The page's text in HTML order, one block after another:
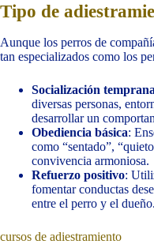
Tipo de
Aunque los perros de
tan especializados como los
Socialización temprana
diversas personas,
desarrollar un
Obediencia básica:
como “sentado”,
convivencia armoniosa.
Refuerzo positivo:
fomentar conductas
entre el perro y el dueño.
cursos de adiestramiento